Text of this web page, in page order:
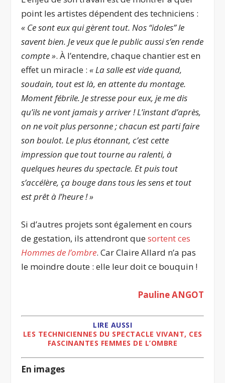
point les artistes dépendent des techniciens :
« Ce sont eux qui gèrent tout. Nos ‘‘idoles’’ le
savent bien. Je veux que le public aussi s’en rende
compte ». À l’entendre, chaque chantier est en
effet un miracle :« La salle est vide quand,
soudain, tout est là, en attente du montage.
Moment fébrile. Je stresse pour eux, je me dis
qu’ils ne vont jamais y arriver ! L’instant d’après,
on ne voit plus personne ; chacun est parti faire
son boulot. Le plus étonnant, c’est cette
impression que tout tourne au ralenti, à
quelques heures du spectacle. Et puis tout
s’accélère, ça bouge dans tous les sens et tout
est prêt à l’heure ! »
Si d’autres projets sont également en cours
de gestation, ils attendront quesortent ces
Hommes de l’ombre. Car Claire Allard n’a pas
le moindre doute : elle leur doit ce bouquin !
Pauline ANGOT
LIRE AUSSI
LES TECHNICIENNES DU SPECTACLE VIVANT, CES
FASCINANTES FEMMES DE L’OMBRE
En images